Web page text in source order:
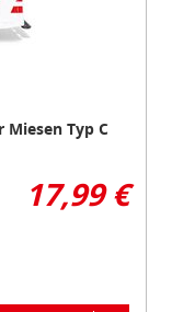
Miesen Typ C
17,99 €